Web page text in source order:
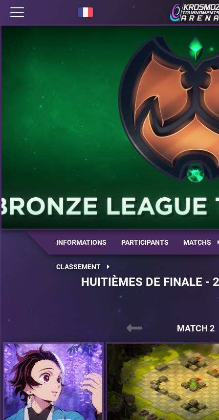
INFORMATIONS PARTICIPANTS MATCHS
CLASSEMENT
HUITIÈMES DE FINALE
MATCH 2